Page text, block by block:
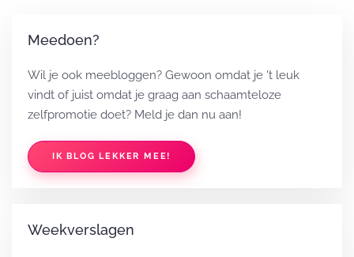
Meedoen?
Wil je ook meebloggen? Gewoon omdat je 't leuk
vindt of juist omdat je graag aan schaamteloze
zelfpromotie doet? Meld je dan nu aan!
IK BLOG LEKKER MEE!
Weekverslagen